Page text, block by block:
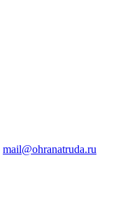
mail@ohranatruda.ru